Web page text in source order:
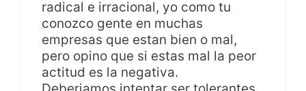
radical e irracional, yo como tu
conozco gente en muchas
empresas que estan bien o mal,
pero opino que si estas mal la peor
actitud es la negativa.